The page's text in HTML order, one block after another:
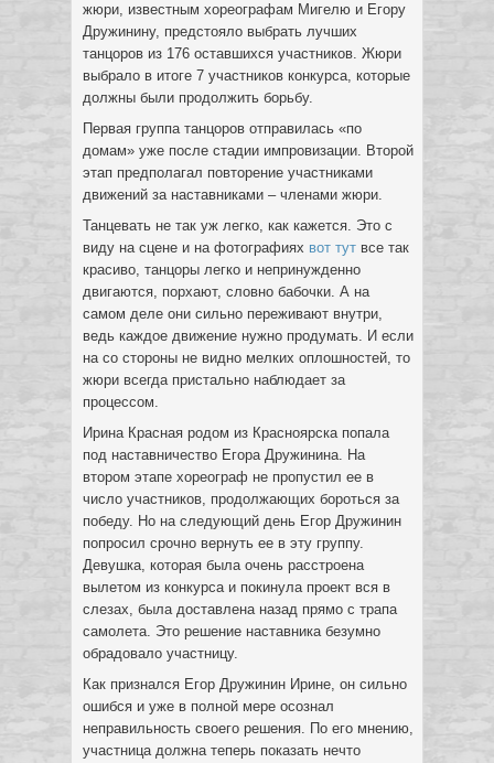
жюри, известным хореографам Мигелю и Егору
Дружинину, предстояло выбрать лучших
танцоров из 176 оставшихся участников. Жюри
выбрало в итоге 7 участников конкурса, которые
должны были продолжить борьбу.
Первая группа танцоров отправилась «по
домам» уже после стадии импровизации. Второй
этап предполагал повторение участниками
движений за наставниками – членами жюри.
Танцевать не так уж легко, как кажется. Это с
виду на сцене и на фотографиях вот тут все так
красиво, танцоры легко и непринужденно
двигаются, порхают, словно бабочки. А на
самом деле они сильно переживают внутри,
ведь каждое движение нужно продумать. И если
на со стороны не видно мелких оплошностей, то
жюри всегда пристально наблюдает за
процессом.
Ирина Красная родом из Красноярска попала
под наставничество Егора Дружинина. На
втором этапе хореограф не пропустил ее в
число участников, продолжающих бороться за
победу. Но на следующий день Егор Дружинин
попросил срочно вернуть ее в эту группу.
Девушка, которая была очень расстроена
вылетом из конкурса и покинула проект вся в
слезах, была доставлена назад прямо с трапа
самолета. Это решение наставника безумно
обрадовало участницу.
Как признался Егор Дружинин Ирине, он сильно
ошибся и уже в полной мере осознал
неправильность своего решения. По его мнению,
участница должна теперь показать нечто